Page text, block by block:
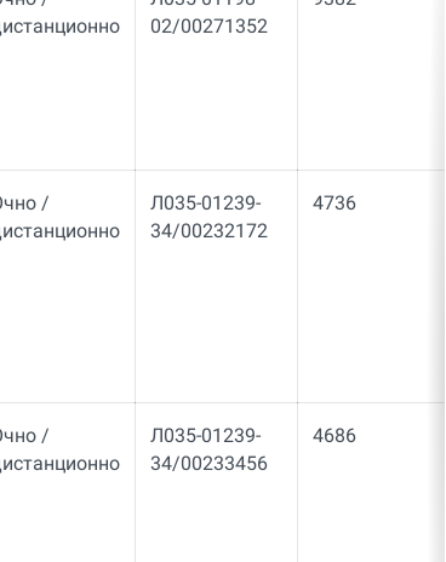
02/00271352
/
Л035-01239-
34/00232172
4736
/
Л035-01239-
34/00233456
4686